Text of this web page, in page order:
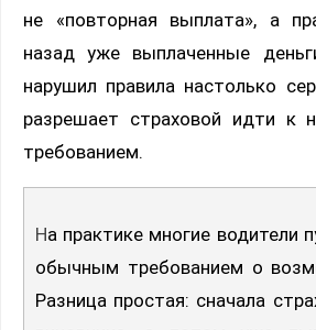
не «повторная выплата», а
назад уже выплаченные
нарушил правила настолько
разрешает страховой идти к
требованием.
На практике многие водители путают регресс с
обычным требованием о
Разница простая: сначала